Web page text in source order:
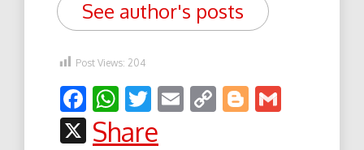
See author's posts
Post Views: 204
Facebook
WhatsApp
Twitter
EmailCopyBlogger
X
Share